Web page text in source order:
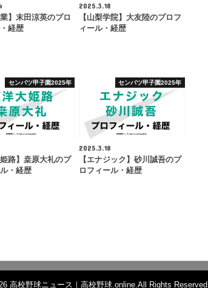
業】末田涼英のプロ
経歴
2025.3.18
【山梨学院】大友陸のプロフ
ィール・経歴
センバツ甲子園2025年
姫路】桒原大礼のプ
・経歴
センバツ甲子園2025年
2025.3.18
【エナジック】砂川誠吾のプ
ロフィール・経歴
高校野球ニュース｜高校野球.online.All Rights Reserved.